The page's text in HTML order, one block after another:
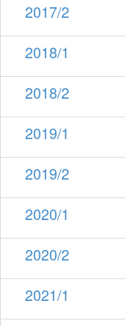
2017/2
2018/1
2018/2
2019/1
2019/2
2020/1
2020/2
2021/1